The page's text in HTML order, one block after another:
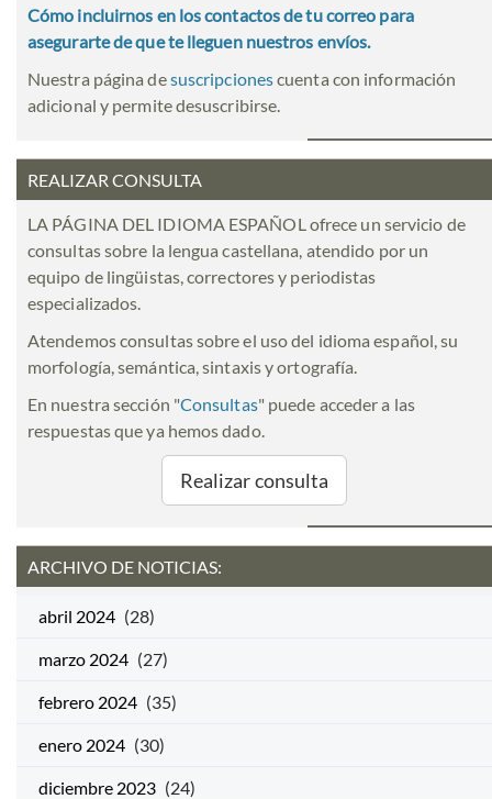
Cómo incluirnos en los contactos de tu correo para
asegurarte de que te lleguen nuestros envíos.
Nuestra página desuscripcionescuenta con información
adicional y permite desuscribirse.
REALIZAR CONSULTA
LA PÁGINA DEL IDIOMA ESPAÑOL ofrece un servicio de
consultas sobre la lengua castellana, atendido por un
equipo de lingüistas, correctores y periodistas
especializados.
Atendemos consultas sobre el uso del idioma español, su
morfología, semántica, sintaxis y ortografía.
En nuestra sección "Consultas" puede acceder a las
respuestas que ya hemos dado.
Realizar consulta
ARCHIVO DE NOTICIAS:
abril 2024 (28)
marzo 2024 (27)
febrero 2024 (35)
enero 2024 (30)
diciembre 2023 (24)